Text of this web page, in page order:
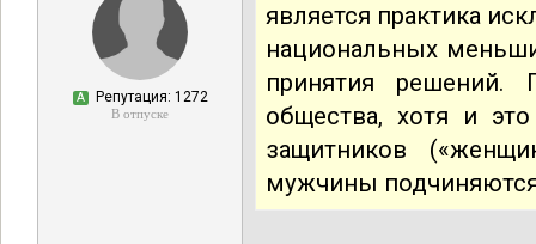
А Репутация: 1272
В отпуске
является практика
национальных
принятия решений.
общества, хотя и
защитников
мужчины